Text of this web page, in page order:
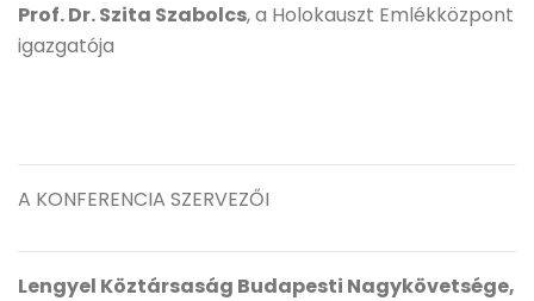
Prof. Dr. Szita Szabolcs, a Holokauszt Emlékközpont
igazgatója
A KONFERENCIA SZERVEZŐI
Lengyel Köztársaság Budapesti Nagykövetsége,